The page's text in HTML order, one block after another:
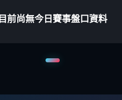
目前尚無今日賽事盤口資料